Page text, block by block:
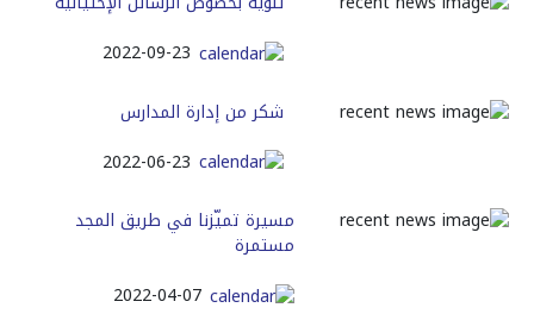
2022-09-23
شكر من إدارة المدارس
2022-06-23
ﻣﺴﻴﺮﺓ ﺗﻤﻴّﺰﻧﺎ ﻓﻲ ﻃﺮﻳﻖ ﺍﻟﻤﺠﺪ
ﻣﺴﺘﻤﺮﺓ
2022-04-07